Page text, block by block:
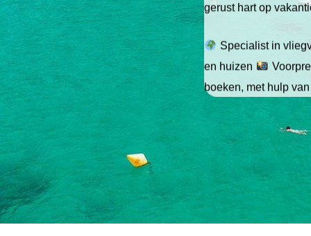
gerust hart op
Specialist in
en huizen
boeken, met hulp